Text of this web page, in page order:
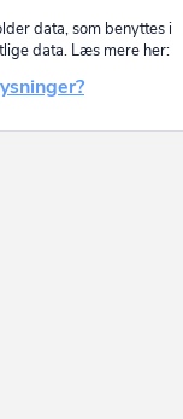
data, som benyttes i
data. Læs mere her: